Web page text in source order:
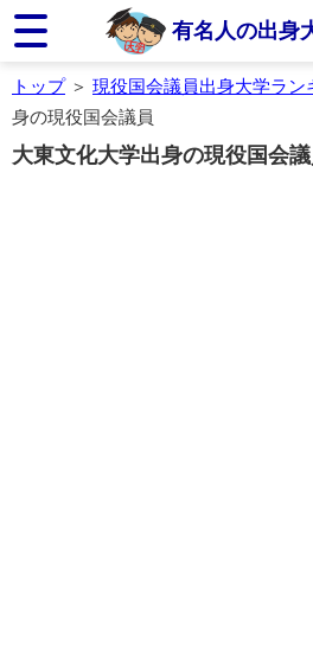
有名人の出身
トップ＞ 現役国会議員出身大学ラン
身の現役国会議員
大東文化大学出身の現役国会